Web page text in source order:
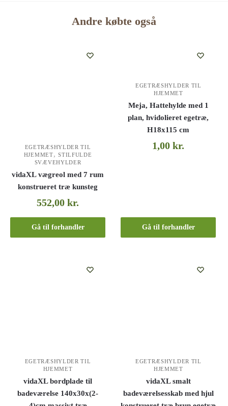
Andre købte også
EGETRÆSHYLDER TIL
HJEMMET,STILFULDE
SVÆVEHYLDER
vidaXL vægreol med 7 rum
konstrueret træ kunsteg
552,00kr.
Gå til forhandler
EGETRÆSHYLDER TIL
HJEMMET
Meja, Hattehylde med 1
plan, hvidolieret egetræ,
H18x115 cm
1,00kr.
Gå til forhandler
EGETRÆSHYLDER TIL
HJEMMET
vidaXL bordplade til
badeværelse 140x30x(2-
EGETRÆSHYLDER TIL
HJEMMET
vidaXL smalt
badeværelsesskab med hjul